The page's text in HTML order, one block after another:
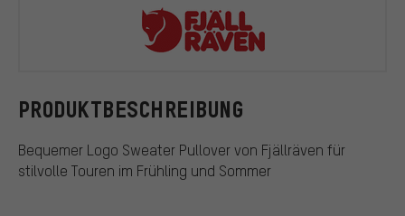
PRODUKTBESCHREIBUNG
Bequemer Logo Sweater Pullover von Fjällräven für
stilvolle Touren im Frühling und Sommer